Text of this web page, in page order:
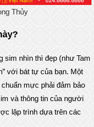
Thủy
sim nhìn thì đẹp (như Tam
với bát tự của bạn. Một
mực phải đảm bảo
và thông tin của người
lập trình dựa trên các